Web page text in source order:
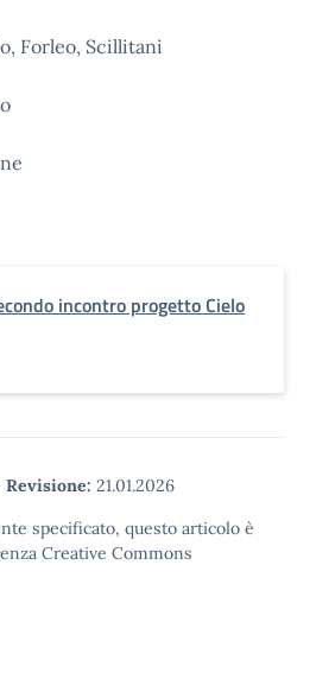
Forleo, Scillitani
incontro progetto Cielo
Revisione: 21.01.2026
specificato, questo articolo è
Creative Commons